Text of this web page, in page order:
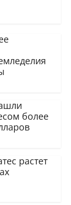
более
растет